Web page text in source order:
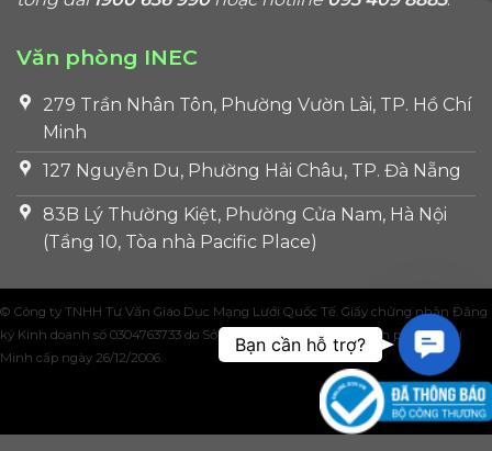
Văn phòng INEC
279 Trần Nhân Tôn, Phường Vườn Lài, TP. Hồ Chí
Minh
127 Nguyễn Du, Phường Hải Châu, TP. Đà Nẵng
83B Lý Thường Kiệt, Phường Cửa Nam, Hà Nội
(Tầng 10, Tòa nhà Pacific Place)
© Công ty TNHH Tư Vấn Giáo Dục Mạng Lưới Quốc Tế. Giấy chứng nhận Đăng
ký Kinh doanh số 0304763733 do Sở Kế hoạch và Đầu tư Thành phố Hồ Chí
Minh cấp ngày 26/12/2006.
Bạn cần hỗ trợ?